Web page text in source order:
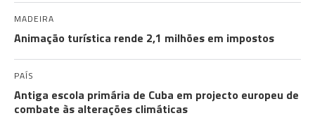
MADEIRA
Animação turística rende 2,1 milhões em impostos
PAÍS
Antiga escola primária de Cuba em projecto europeu de
combate às alterações climáticas